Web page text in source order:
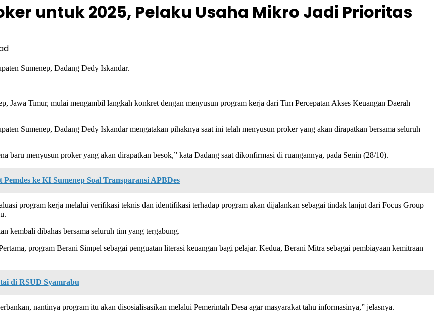
untuk 2025, Pelaku Usaha Mikro Jadi Prioritas
Sumenep, Dadang Dedy Iskandar.
Jawa Timur, mulai mengambil langkah konkret dengan menyusun program kerja dari Tim Percepatan Akses Keuangan Daerah
Sumenep, Dadang Dedy Iskandar mengatakan pihaknya saat ini telah menyusun proker yang akan dirapatkan bersama seluruh
baru menyusun proker yang akan dirapatkan besok,” kata Dadang saat dikonfirmasi di ruangannya, pada Senin (28/10).
ke KI Sumenep Soal Transparansi APBDes
program kerja melalui verifikasi teknis dan identifikasi terhadap program akan dijalankan sebagai tindak lanjut dari Focus Group
kembali dibahas bersama seluruh tim yang tergabung.
program Berani Simpel sebagai penguatan literasi keuangan bagi pelajar. Kedua, Berani Mitra sebagai pembiayaan kemitraan
di RSUD Syamrabu
nantinya program itu akan disosialisasikan melalui Pemerintah Desa agar masyarakat tahu informasinya,” jelasnya.